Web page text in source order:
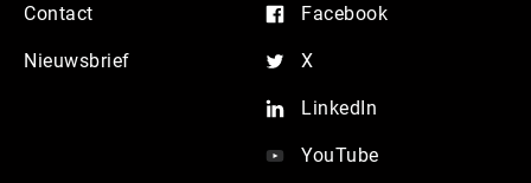
Contact
Nieuwsbrief
Facebook
X
LinkedIn
YouTube